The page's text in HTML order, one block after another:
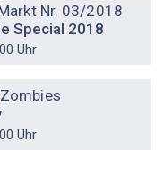
Nr. 03/2018
Special 2018
Uhr
Uhr